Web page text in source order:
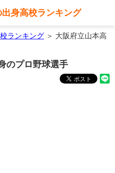
身高校ランキング
ランキング ＞ 大阪府立山本高
のプロ野球選手